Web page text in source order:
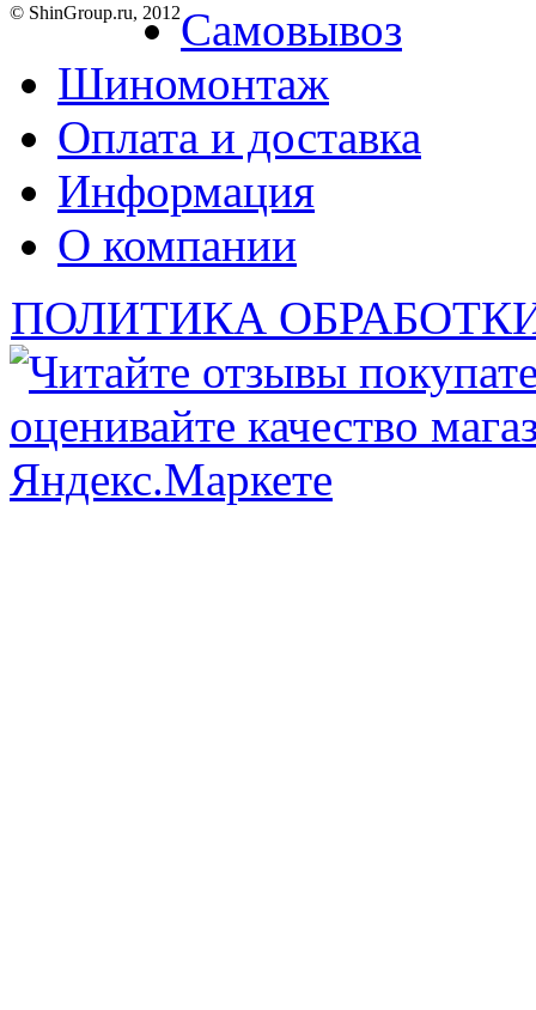
© ShinGroup.ru, 2012Самовывоз
Шиномонтаж
Оплата и доставка
Информация
О компании
ПОЛИТИКА